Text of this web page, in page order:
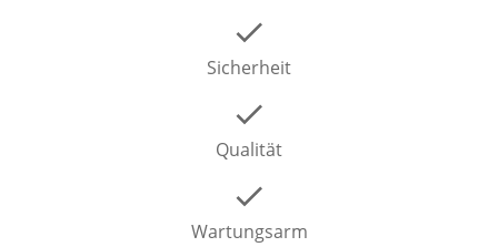
Sicherheit
Qualität
Wartungsarm